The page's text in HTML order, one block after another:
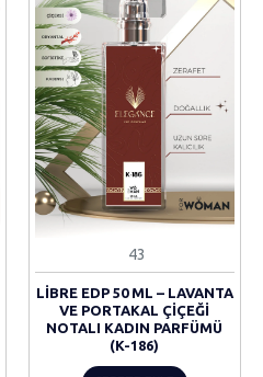
43
LIBRE EDP 50 ML – LAVANTA
VE PORTAKAL ÇIÇEĞI
NOTALI KADIN PARFÜMÜ
(K-186)